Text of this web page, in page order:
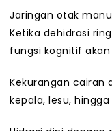
Jaringan otak
Ketika dehidrasi
fungsi kognitif
Kekurangan cairan
kepala, lesu,